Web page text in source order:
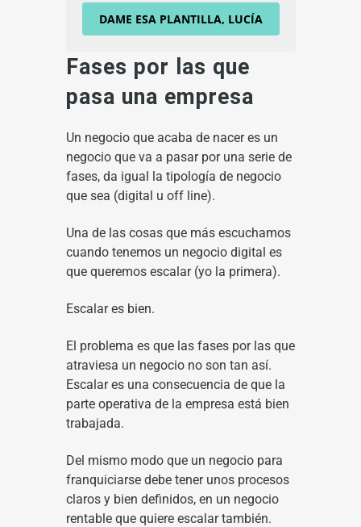
DAME ESA PLANTILLA, LUCÍA
Fases por las que
pasa una empresa
Un negocio que acaba de nacer es un
negocio que va a pasar por una serie de
fases, da igual la tipología de negocio
que sea (digital u off line).
Una de las cosas que más escuchamos
cuando tenemos un negocio digital es
que queremos escalar (yo la primera).
Escalar es bien.
El problema es que las fases por las que
atraviesa un negocio no son tan así.
Escalar es una consecuencia de que la
parte operativa de la empresa está bien
trabajada.
Del mismo modo que un negocio para
franquiciarse debe tener unos procesos
claros y bien definidos, en un negocio
rentable que quiere escalar también.